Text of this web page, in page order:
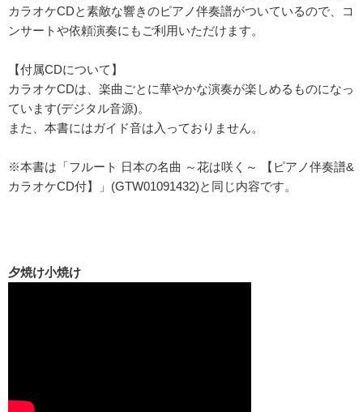
カラオケCDと素敵な響きのピアノ伴奏譜がついているので、コ
ンサートや依頼演奏にもご利用いただけます。
【付属CDについて】
カラオケCDは、楽曲ごとに華やかな演奏が楽しめるものになっ
ています(デジタル音源)。
また、本書にはガイド音は入っておりません。
※本書は「フルート 日本の名曲 ～花は咲く～ 【ピアノ伴奏譜&
カラオケCD付】」(GTW01091432)と同じ内容です。
夕焼け小焼け